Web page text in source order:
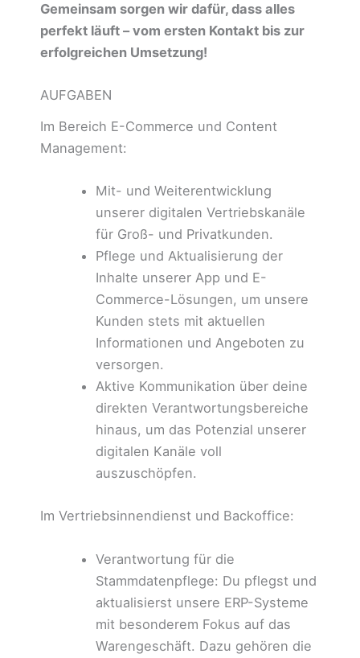
Gemeinsam sorgen wir dafür, dass alles
perfekt läuft – vom ersten Kontakt bis zur
erfolgreichen Umsetzung!
AUFGABEN
Im Bereich E-Commerce und Content
Management:
Mit- und Weiterentwicklung
unserer digitalen Vertriebskanäle
für Groß- und Privatkunden.
Pflege und Aktualisierung der
Inhalte unserer App und E-
Commerce-Lösungen, um unsere
Kunden stets mit aktuellen
Informationen und Angeboten zu
versorgen.
Aktive Kommunikation über deine
direkten Verantwortungsbereiche
hinaus, um das Potenzial unserer
digitalen Kanäle voll
auszuschöpfen.
Im Vertriebsinnendienst und Backoffice:
Verantwortung für die
Stammdatenpflege: Du pflegst und
aktualisierst unsere ERP-Systeme
mit besonderem Fokus auf das
Warengeschäft. Dazu gehören die